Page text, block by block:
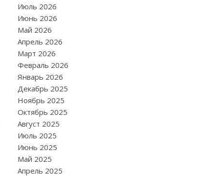
Июль 2026
Июнь 2026
Май 2026
Апрель 2026
Март 2026
Февраль 2026
Январь 2026
Декабрь 2025
Ноябрь 2025
Октябрь 2025
Август 2025
Июль 2025
Июнь 2025
Май 2025
Апрель 2025